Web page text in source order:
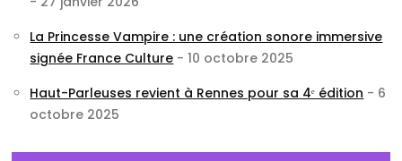
La Princesse Vampire : une création sonore immersive
signée France Culture - 10 octobre 2025
Haut-Parleuses revient à Rennes pour sa 4ᵉ édition - 6
octobre 2025